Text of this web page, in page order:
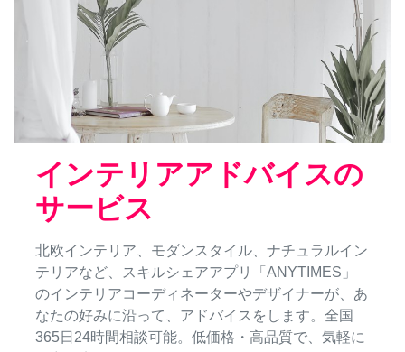
インテリアアドバイスの
サービス
北欧インテリア、モダンスタイル、ナチュラルイン
テリアなど、スキルシェアアプリ「ANYTIMES」
のインテリアコーディネーターやデザイナーが、あ
なたの好みに沿って、アドバイスをします。全国
365日24時間相談可能。低価格・高品質で、気軽に